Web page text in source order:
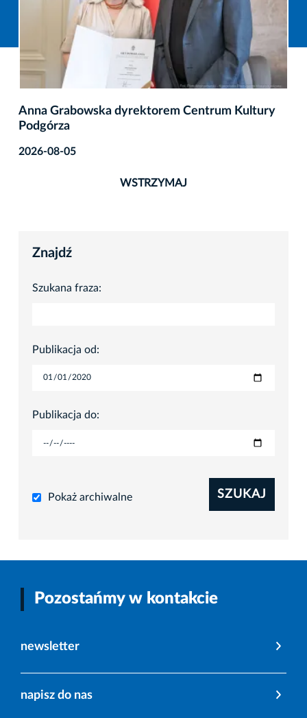
Konkurs na dyrektora MOCAK-u
2026-08-05
WSTRZYMAJ
Znajdź
Szukana fraza:
Publikacja od:
Publikacja do:
Pokaż archiwalne SZUKAJ
Pozostańmy w kontakcie
newsletter
napisz do nas